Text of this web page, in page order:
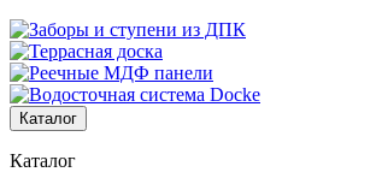
Каталог
Каталог